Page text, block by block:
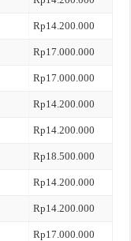
Rp14.200.000
Rp17.000.000
Rp17.000.000
Rp14.200.000
Rp14.200.000
Rp18.500.000
Rp14.200.000
Rp14.200.000
Rp17.000.000